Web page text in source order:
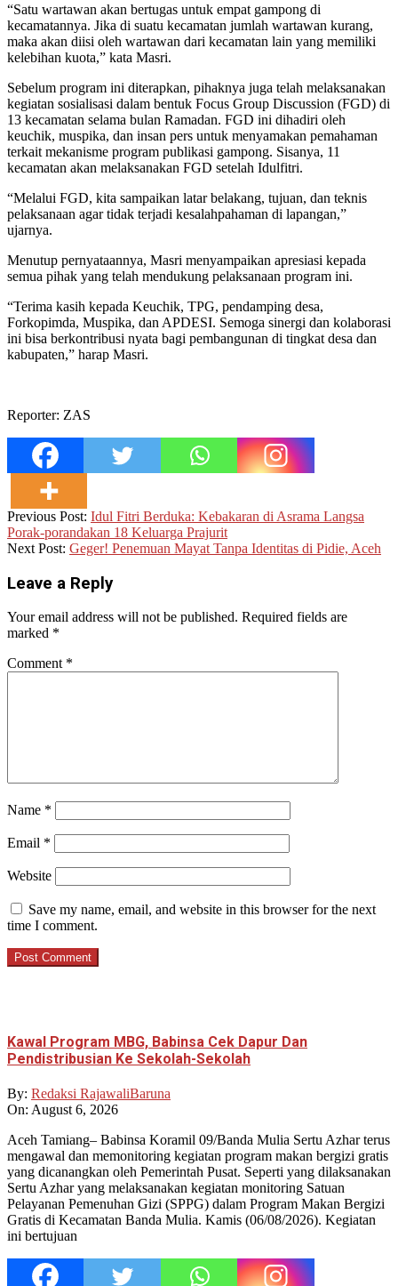
“Satu wartawan akan bertugas untuk empat gampong di
kecamatannya. Jika di suatu kecamatan jumlah wartawan kurang,
maka akan diisi oleh wartawan dari kecamatan lain yang memiliki
kelebihan kuota,” kata Masri.
Sebelum program ini diterapkan, pihaknya juga telah melaksanakan
kegiatan sosialisasi dalam bentuk Focus Group Discussion (FGD) di
13 kecamatan selama bulan Ramadan. FGD ini dihadiri oleh
keuchik, muspika, dan insan pers untuk menyamakan pemahaman
terkait mekanisme program publikasi gampong. Sisanya, 11
kecamatan akan melaksanakan FGD setelah Idulfitri.
“Melalui FGD, kita sampaikan latar belakang, tujuan, dan teknis
pelaksanaan agar tidak terjadi kesalahpahaman di lapangan,”
ujarnya.
Menutup pernyataannya, Masri menyampaikan apresiasi kepada
semua pihak yang telah mendukung pelaksanaan program ini.
“Terima kasih kepada Keuchik, TPG, pendamping desa,
Forkopimda, Muspika, dan APDESI. Semoga sinergi dan kolaborasi
ini bisa berkontribusi nyata bagi pembangunan di tingkat desa dan
kabupaten,” harap Masri.
Reporter: ZAS
2025-
04-
04
Previous Post: Idul Fitri Berduka: Kebakaran di Asrama Langsa
Porak-porandakan 18 Keluarga Prajurit
Next Post: Geger! Penemuan Mayat Tanpa Identitas di Pidie, Aceh
Leave a Reply
Your email address will not be published. Required fields are
marked *
Comment *
Name *
Email *
Website
Save my name, email, and website in this browser for the next
time I comment.
Kawal Program MBG, Babinsa Cek Dapur Dan
Pendistribusian Ke Sekolah-Sekolah
By: Redaksi RajawaliBaruna
On: August 6, 2026
Aceh Tamiang– Babinsa Koramil 09/Banda Mulia Sertu Azhar terus
mengawal dan memonitoring kegiatan program makan bergizi gratis
yang dicanangkan oleh Pemerintah Pusat. Seperti yang dilaksanakan
Sertu Azhar yang melaksanakan kegiatan monitoring Satuan
Pelayanan Pemenuhan Gizi (SPPG) dalam Program Makan Bergizi
Gratis di Kecamatan Banda Mulia. Kamis (06/08/2026). Kegiatan
ini bertujuan